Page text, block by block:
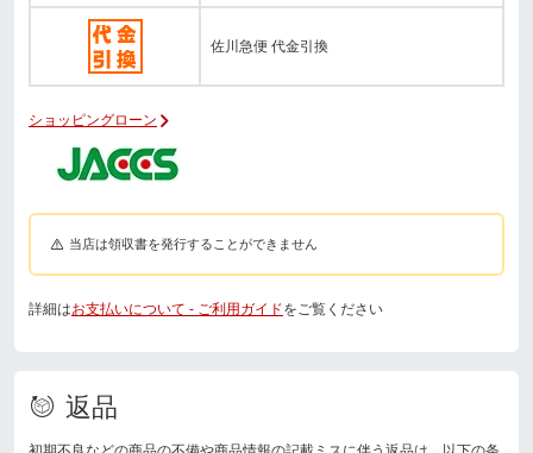
佐川急便 代金引換
ショッピングローン
当店は領収書を発行することができません
詳細はお支払いについて - ご利用ガイドをご覧ください
返品